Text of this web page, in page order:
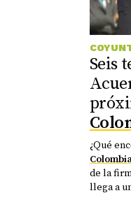
Seis
¿Qué
de la
llega a